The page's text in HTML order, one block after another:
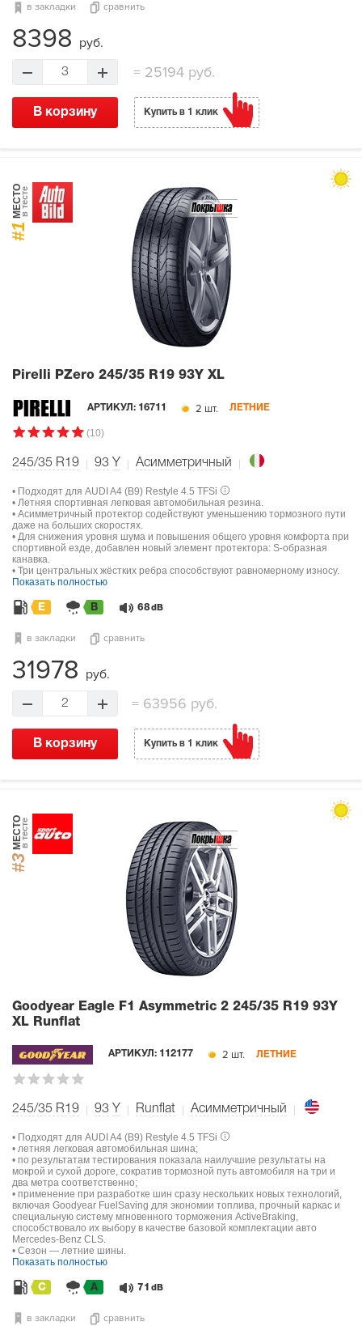
в закладки сравнить
8398 руб.
3 = 25194 руб.
В корзину Купить в 1 клик
#1
МЕСТОв тесте
Pirelli PZero 245/35 R19 93Y XL
АРТИКУЛ: 16711 2 шт. ЛЕТНИЕ
(10)
245/35 R19 93 Y Асимметричный
• Подходят для AUDI A4 (B9) Restyle 4.5 TFSi
• Летняя спортивная легковая автомобильная резина.
• Асимметричный протектор содействуют уменьшению тормозного пути
даже на больших скоростях.
• Для снижения уровня шума и повышения общего уровня комфорта при
спортивной езде, добавлен новый элемент протектора: S-образная
канавка.
• Три центральных жёстких ребра способствуют равномерному износу.
Показать полностью
E B 68dB
в закладки сравнить
31978 руб.
2 =63956 руб.
В корзину Купить в 1 клик
#3
МЕСТОв тесте
Goodyear Eagle F1 Asymmetric 2 245/35 R19 93Y
XL Runflat
АРТИКУЛ: 112177 2 шт. ЛЕТНИЕ
245/35 R19 93 Y Runflat Асимметричный
• Подходят для AUDI A4 (B9) Restyle 4.5 TFSi
• летняя легковая автомобильная шина;
• по результатам тестирования показала наилучшие результаты на
мокрой и сухой дороге, сократив тормозной путь автомобиля на три и
два метра соответственно;
• применение при разработке шин сразу нескольких новых технологий,
включая Goodyear FuelSaving для экономии топлива, прочный каркас и
специальную систему мгновенного торможения ActiveBraking,
способствовало их выбору в качестве базовой комплектации авто
Mercedes-Benz CLS.
• Сезон — летние шины.
Показать полностью
C A 71 dB
в закладки сравнить